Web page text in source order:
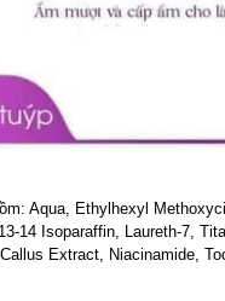
Aqua, Ethylhexyl
14 Isoparaffin, Laureth-7,
Extract, Niacinamide,